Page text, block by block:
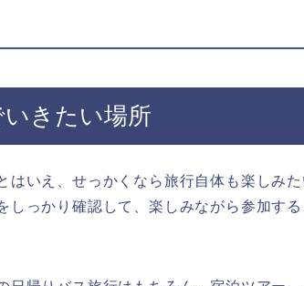
きたい場所
はいえ、せっかくなら旅行自体も楽しみた
しっかり確認して、楽しみながら参加する